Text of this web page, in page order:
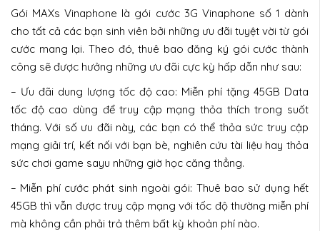
Gói MAXs Vinaphone là gói cước 3G Vinaphone số 1 dành
cho tất cả các bạn sinh viên bởi những ưu đãi tuyệt vời từ gói
cước mang lại. Theo đó, thuê bao đăng ký gói cước thành
công sẽ được hưởng những ưu đãi cực kỳ hấp dẫn như sau:
– Ưu đãi dung lượng tốc độ cao: Miễn phí tặng 45GB Data
tốc độ cao dùng để truy cập mạng thỏa thích trong suốt
tháng. Với số ưu đãi này, các bạn có thể thỏa sức truy cập
mạng giải trí, kết nối với bạn bè, nghiên cứu tài liệu hay thỏa
sức chơi game sayu những giờ học căng thẳng.
– Miễn phí cước phát sinh ngoài gói: Thuê bao sử dụng hết
45GB thì vẫn được truy cập mạng với tốc độ thường miễn phí
mà không cần phải trả thêm bất kỳ khoản phí nào.